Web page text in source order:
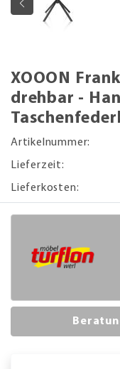
XOOON
drehbar -
Artikelnummer:
Lieferzeit:
Lieferkosten: